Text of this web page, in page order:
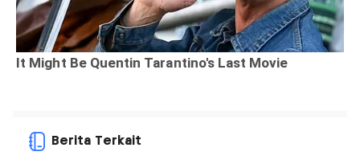
Berita Terkait